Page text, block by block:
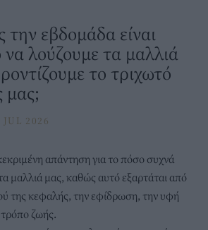
εβδομάδα είναι
να λούζουμε τα μαλλιά
το τριχωτό
μας;
JUL 2026
απάντηση για το πόσο συχνά
μαλλιά μας, καθώς αυτό εξαρτάται από
της κεφαλής, την εφίδρωση, την υφή
ζωής.